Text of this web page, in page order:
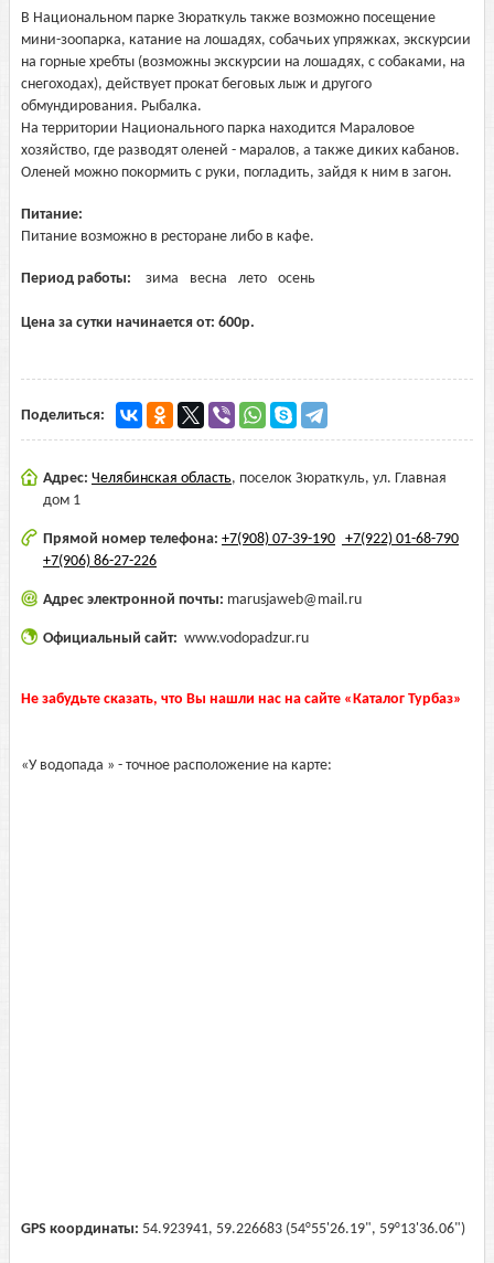
В Национальном парке Зюраткуль также возможно посещение
мини-зоопарка, катание на лошадях, собачьих упряжках, экскурсии
на горные хребты (возможны экскурсии на лошадях, с собаками, на
снегоходах), действует прокат беговых лыж и другого
обмундирования. Рыбалка.
На территории Национального парка находится Мараловое
хозяйство, где разводят оленей - маралов, а также диких кабанов.
Оленей можно покормить с руки, погладить, зайдя к ним в загон.
Питание:
Питание возможно в ресторане либо в кафе.
Период работы: зима весна лето осень
Цена за сутки начинается от: 600р.
Поделиться:
Адрес: Челябинская область, поселок Зюраткуль, ул. Главная
дом 1
Прямой номер телефона: +7(908) 07-39-190 +7(922) 01-68-790
+7(906) 86-27-226
Адрес электронной почты: marusjaweb@mail.ru
Официальный сайт: www.vodopadzur.ru
Не забудьте сказать, что Вы нашли нас на сайте «Каталог Турбаз»
«У водопада » - точное расположение на карте:
GPS координаты: 54.923941, 59.226683 (54°55'26.19", 59°13'36.06")